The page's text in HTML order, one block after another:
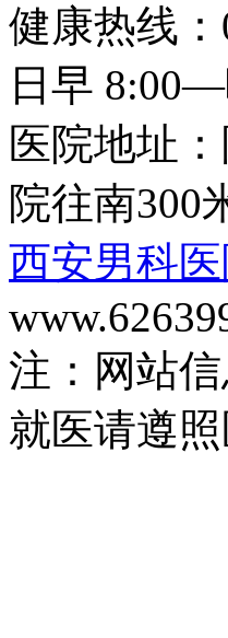
健康热线
日早
医院地址
院往南300
西安男科
注：网站
就医请遵照